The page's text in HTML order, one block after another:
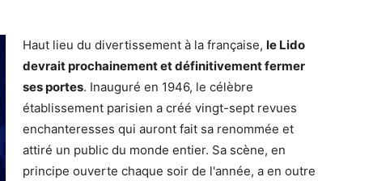
Haut lieu du divertissement à la française, le Lido
devrait prochainement et définitivement fermer
ses portes. Inauguré en 1946, le célèbre
établissement parisien a créé vingt-sept revues
enchanteresses qui auront fait sa renommée et
attiré un public du monde entier. Sa scène, en
principe ouverte chaque soir de l'année, a en outre